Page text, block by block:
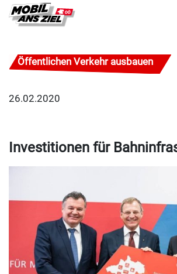
Öffentlichen Verkehr ausbauen
26.02.2020
Investitionen für